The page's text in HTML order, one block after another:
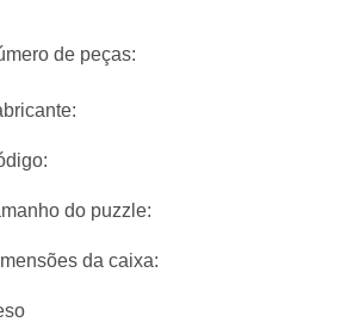
de peças:
do puzzle:
da caixa: